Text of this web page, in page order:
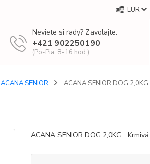
EUR
Neviete si rady? Zavolajte.
+421 902250190
(Po-Pia, 8-16 hod.)
ACANA SENIOR ACANA SENIOR DOG 2,0KG
ACANA SENIOR DOG 2,0KG